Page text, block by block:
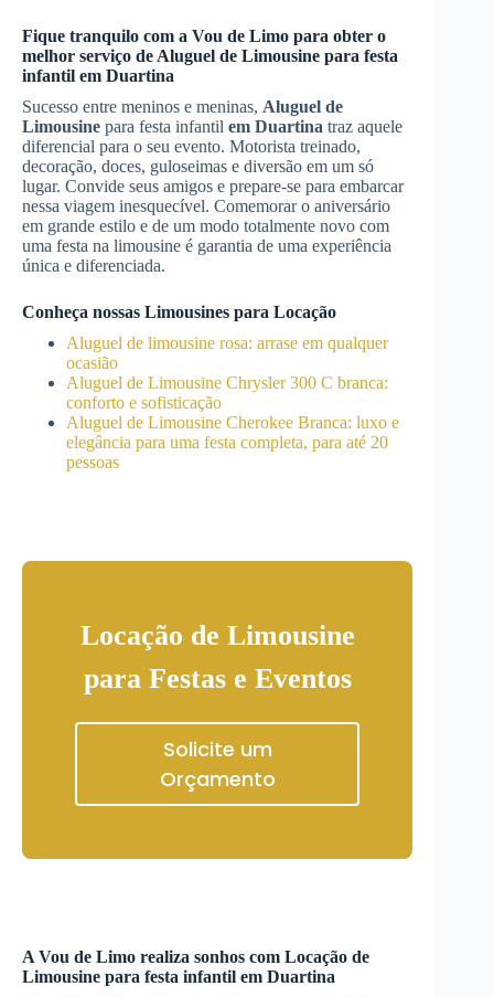
Fique tranquilo com a Vou de Limo para obter o
melhor serviço de Aluguel de Limousine para festa
infantil em Duartina
Sucesso entre meninos e meninas, Aluguel de
Limousine para festa infantil em Duartina traz aquele
diferencial para o seu evento. Motorista treinado,
decoração, doces, guloseimas e diversão em um só
lugar. Convide seus amigos e prepare-se para embarcar
nessa viagem inesquecível. Comemorar o aniversário
em grande estilo e de um modo totalmente novo com
uma festa na limousine é garantia de uma experiência
única e diferenciada.
Conheça nossas Limousines para Locação
Aluguel de limousine rosa: arrase em qualquer
ocasião
Aluguel de Limousine Chrysler 300 C branca:
conforto e sofisticação
Aluguel de Limousine Cherokee Branca: luxo e
elegância para uma festa completa, para até 20
pessoas
Locação de Limousine
para Festas e Eventos
Solicite um
Orçamento
A Vou de Limo realiza sonhos com Locação de
Limousine para festa infantil em Duartina